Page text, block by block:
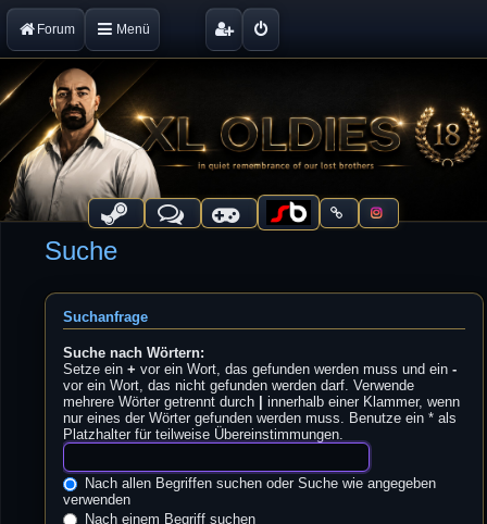
Forum Menü
Suche
Suchanfrage
Suche nach Wörtern:
Setze ein+ vor ein Wort, das gefunden werden muss und ein-
vor ein Wort, das nicht gefunden werden darf. Verwende
mehrere Wörter getrennt durch
innerhalb einer Klammer, wenn
nur eines der Wörter gefunden werden muss. Benutze ein * als
Platzhalter für teilweise Übereinstimmungen.
Nach allen Begriffen suchen oder Suche wie angegeben
verwenden
Nach einem Begriff suchen